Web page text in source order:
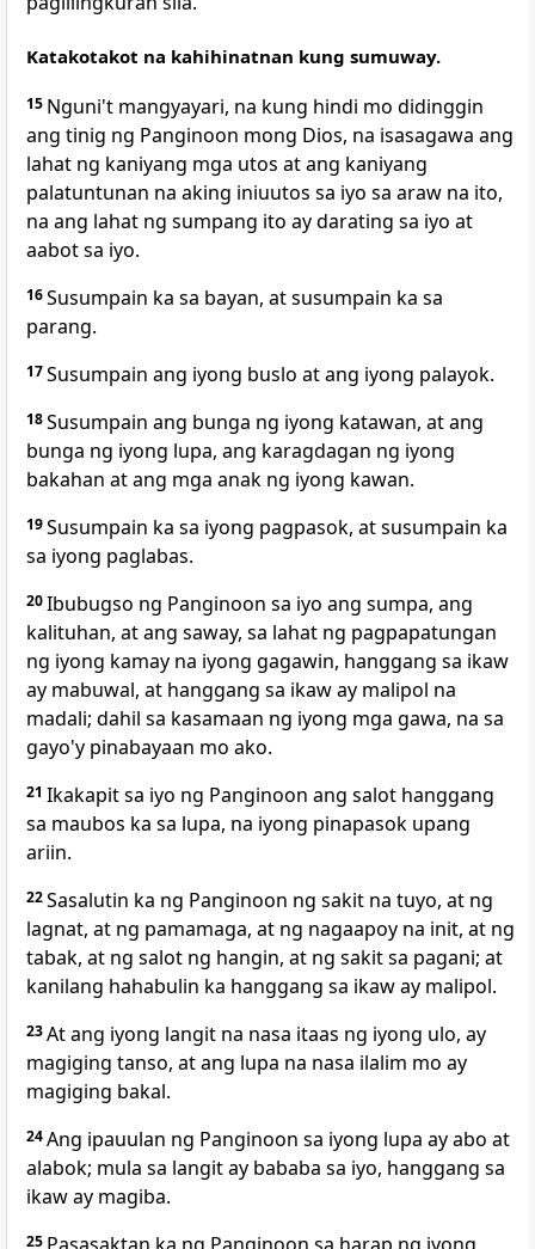
Katakotakot na kahihinatnan kung sumuway.
15 Nguni't mangyayari, na kung hindi mo didinggin
ang tinig ng Panginoon mong Dios, na isasagawa ang
lahat ng kaniyang mga utos at ang kaniyang
palatuntunan na aking iniuutos sa iyo sa araw na ito,
na ang lahat ng sumpang ito ay darating sa iyo at
aabot sa iyo.
16Susumpain ka sa bayan, at susumpain ka sa
parang.
17Susumpain ang iyong buslo at ang iyong palayok.
18Susumpain ang bunga ng iyong katawan, at ang
bunga ng iyong lupa, ang karagdagan ng iyong
bakahan at ang mga anak ng iyong kawan.
19Susumpain ka sa iyong pagpasok, at susumpain ka
sa iyong paglabas.
20Ibubugso ng Panginoon sa iyo ang sumpa, ang
kalituhan, atang saway, sa lahat ng pagpapatungan
ng iyong kamay na iyong gagawin, hanggang sa ikaw
ay mabuwal, at hanggang sa ikaw ay malipol na
madali; dahil sa kasamaan ng iyong mga gawa, na sa
gayo'y pinabayaan mo ako.
21 Ikakapit sa iyo ng Panginoon ang salot hanggang
sa maubos ka sa lupa, na iyong pinapasok upang
ariin.
22Sasalutin ka ng Panginoon ng sakit na tuyo, at ng
lagnat, at ng pamamaga, at ng nagaapoy na init, at ng
tabak, at ng salot ng hangin, at ng sakit sa pagani; at
kanilang hahabulin ka hanggang sa ikaw ay malipol.
23At ang iyong langit na nasa itaas ng iyong ulo, ay
magiging tanso, at ang lupa na nasa ilalim mo ay
magiging bakal.
24Ang ipauulan ng Panginoon sa iyong lupa ay abo at
alabok; mula sa langit ay bababa sa iyo, hanggang sa
ikaw ay magiba.
25